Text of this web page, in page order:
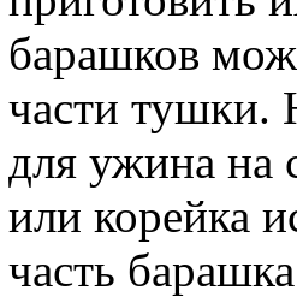
барашков
части тушки.
для ужина на
или корейка
часть